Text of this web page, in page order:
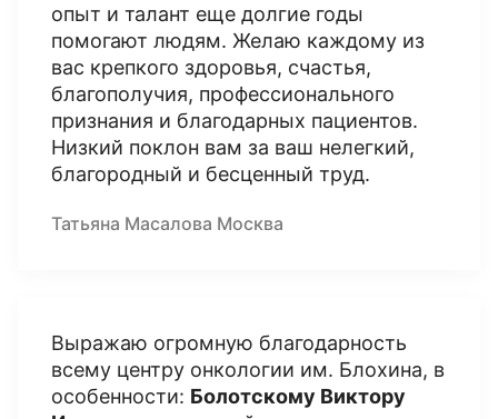
опыт и талант еще долгие годы
помогают людям. Желаю каждому из
вас крепкого здоровья, счастья,
благополучия, профессионального
признания и благодарных пациентов.
Низкий поклон вам за ваш нелегкий,
благородный и бесценный труд.
Татьяна Масалова Москва
Выражаю огромную благодарность
всему центру онкологии им. Блохина, в
особенности: Болотскому Виктору